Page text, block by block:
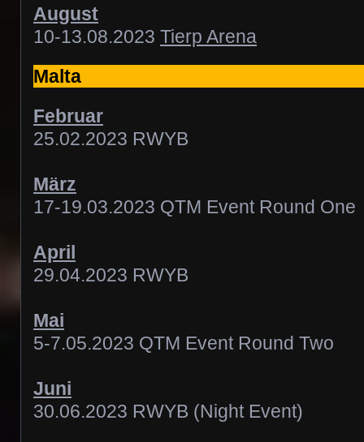
August
10-13.08.2023 Tierp Arena
Malta
Februar
25.02.2023 RWYB
März
17-19.03.2023 QTM Event Round One
April
29.04.2023 RWYB
Mai
5-7.05.2023 QTM Event Round Two
Juni
30.06.2023 RWYB (Night Event)